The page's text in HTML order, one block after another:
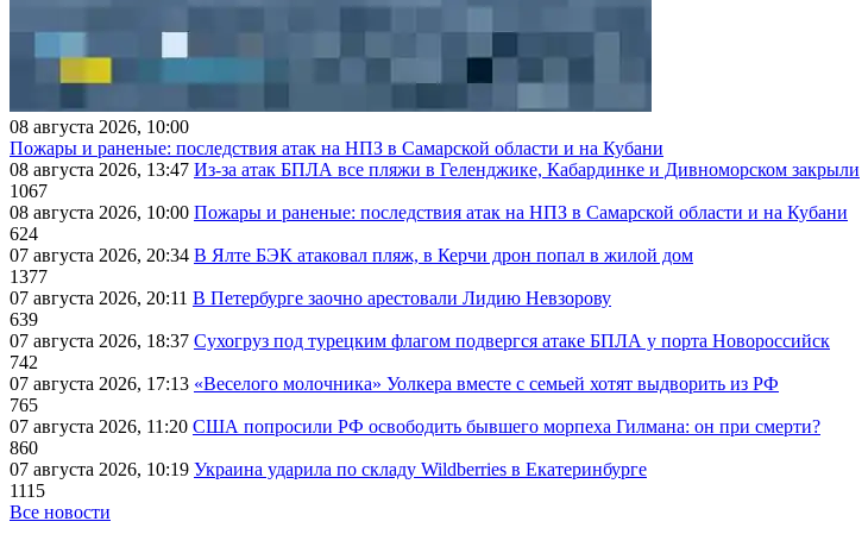
08 августа 2026, 10:00
Пожары и раненые: последствия атак на НПЗ в Самарской области и на Кубани
08 августа 2026, 13:47 Из-за атак БПЛА все пляжи в Геленджике, Кабардинке и Дивноморском закрыли
1067
08 августа 2026, 10:00 Пожары и раненые: последствия атак на НПЗ в Самарской области и на Кубани
624
07 августа 2026, 20:34 В Ялте БЭК атаковал пляж, в Керчи дрон попал в жилой дом
1377
07 августа 2026, 20:11 В Петербурге заочно арестовали Лидию Невзорову
639
07 августа 2026, 18:37 Сухогруз под турецким флагом подвергся атаке БПЛА у порта Новороссийск
742
07 августа 2026, 17:13 «Веселого молочника» Уолкера вместе с семьей хотят выдворить из РФ
765
07 августа 2026, 11:20 США попросили РФ освободить бывшего морпеха Гилмана: он при смерти?
860
07 августа 2026, 10:19 Украина ударила по складу Wildberries в Екатеринбурге
1115
Все новости